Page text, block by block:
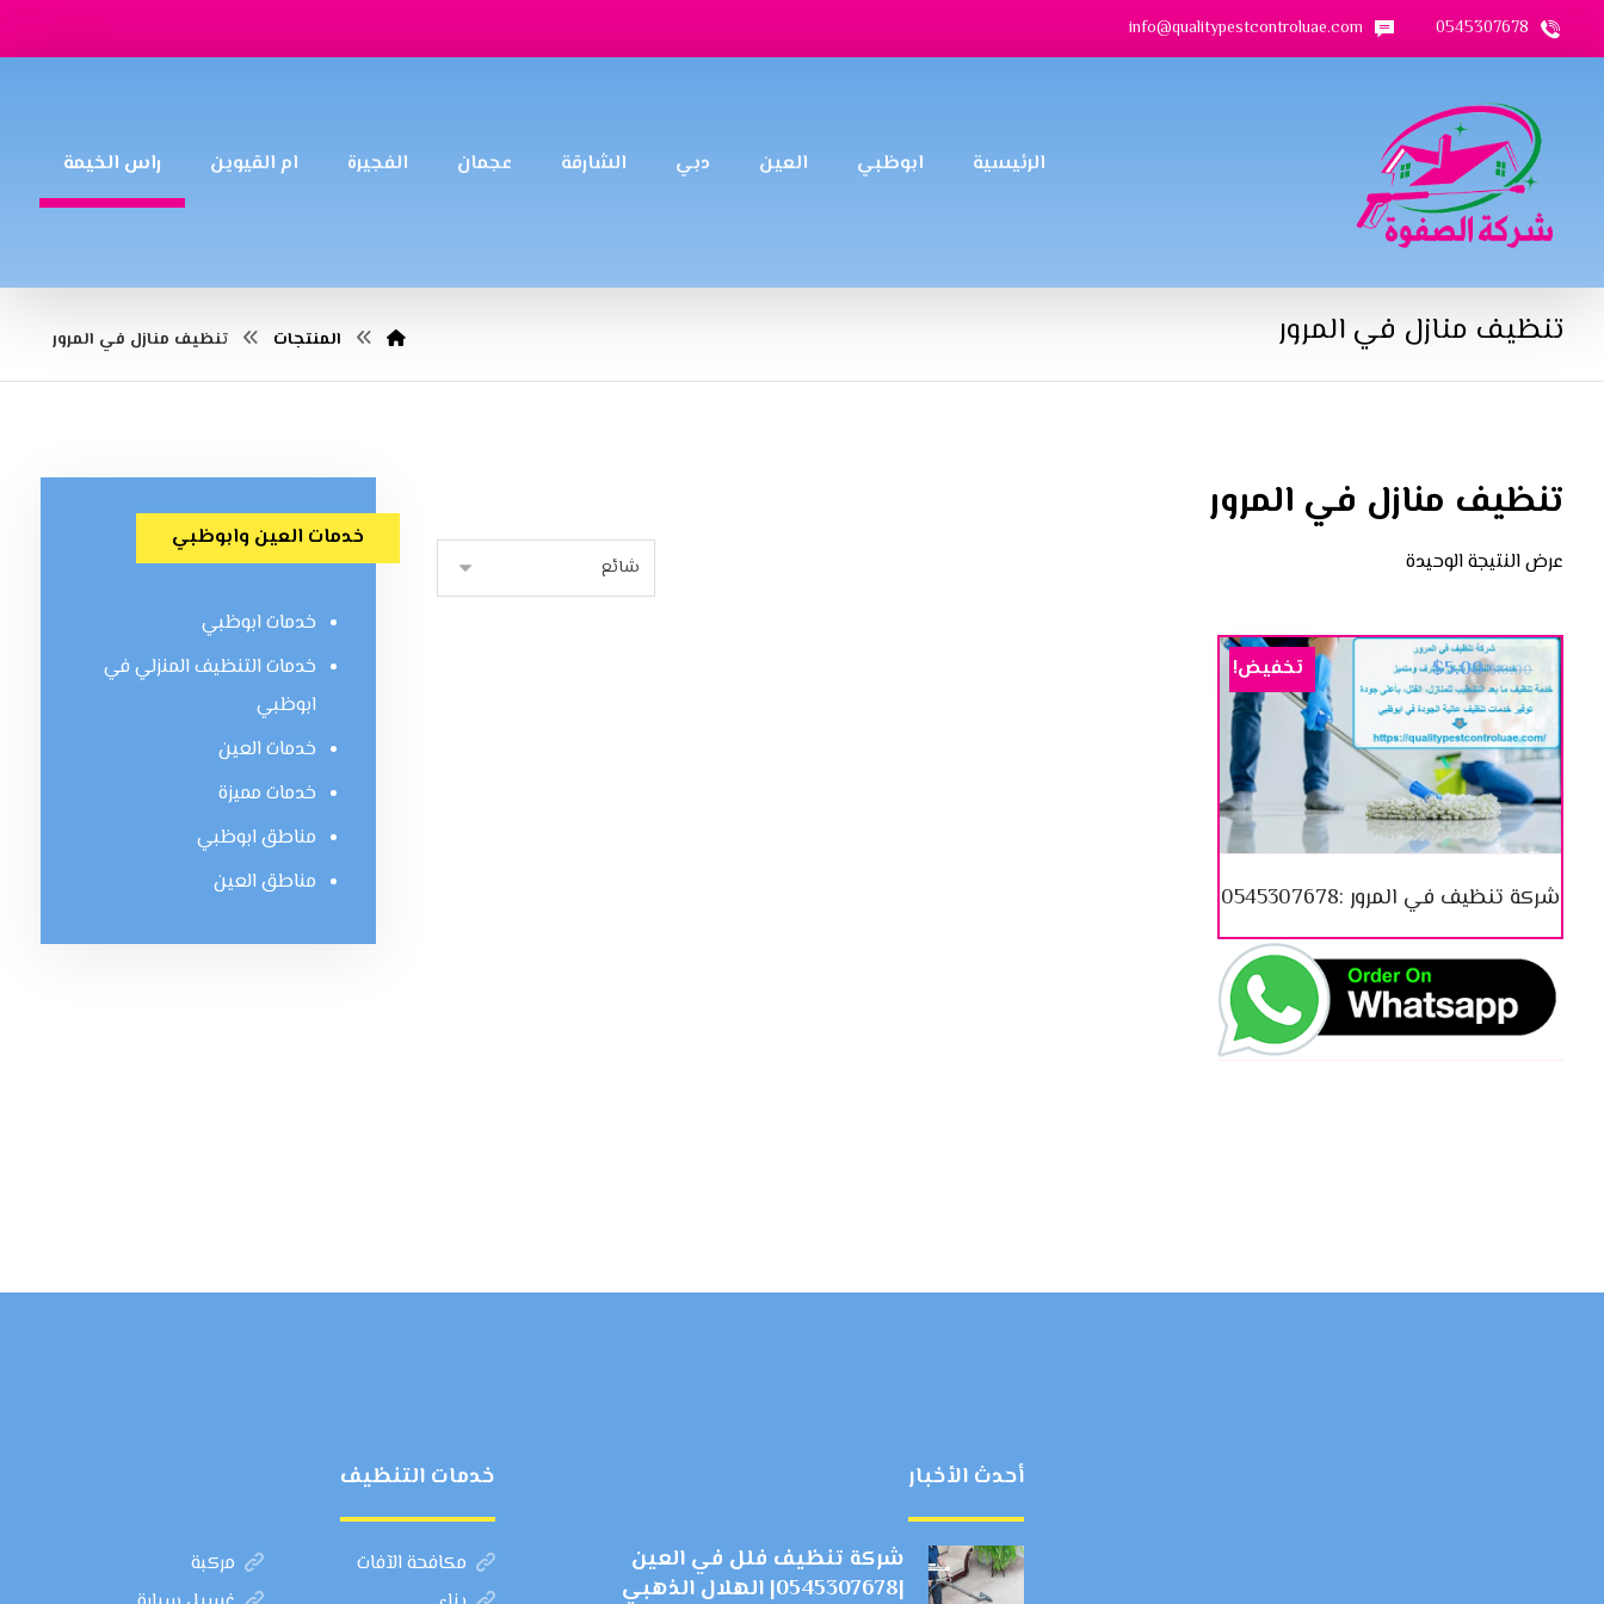
0545307678
info@qualitypestcontroluae.com
الرئيسية ابوظبي العين دبي الشارقة عجمان الفجيرة ام القيوين راس الخيمة
تنظيف منازل في المرور المنتجات تنظيف منازل في المرور
تنظيف منازل في المرور
عرض النتيجة الوحيدة
شركة تنظيف في المرور :0545307678
$10.00
$5.00 تخفيض!
خدمات العين وابوظبي
خدمات ابوظبي
خدمات التنظيف المنزلي في
ابوظبي
خدمات العين
خدمات مميزة
مناطق ابوظبي
مناطق العين
أحدث الأخبار
شركة تنظيف فلل في العين
|0545307678| الهلال الذهبي
خدمات التنظيف
مكافحة الآفات
مركبة